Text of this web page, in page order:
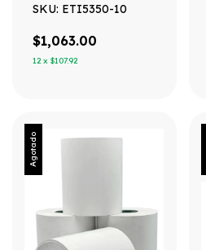
SKU: ETI5350-10
$1,063.00
12 x $107.92
Agotado